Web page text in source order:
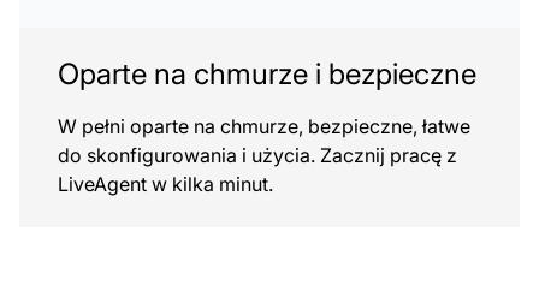
Oparte na chmurze i bezpieczne
W pełni oparte na chmurze, bezpieczne, łatwe
do skonfigurowania i użycia. Zacznij pracę z
LiveAgent w kilka minut.